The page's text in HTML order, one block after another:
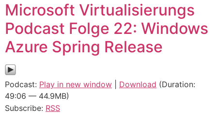
Microsoft Virtualisierungs
Podcast Folge 22: Windows
Azure Spring Release
Podcast: Play in new window Download (Duration:
49:06 — 44.9MB)
Subscribe: RSS